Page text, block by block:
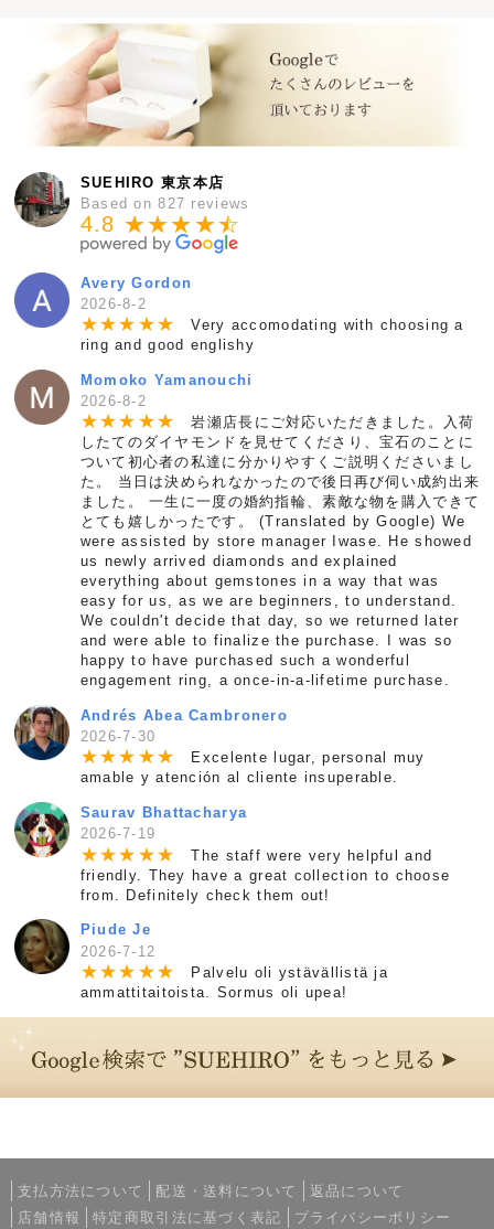
SUEHIRO 東京本店
Based on 827 reviews
4.8 ★★★★★
☆
Avery Gordon
2026-8-2
★★★ ★★
Very accomodating with choosing a
ring and good englishy
Momoko Yamanouchi
2026-8-2
★★★ ★★
岩瀬店長にご対応いただきました。入荷
したてのダイヤモンドを見せてくださり、宝石のことに
ついて初心者の私達に分かりやすくご説明くださいまし
た。 当日は決められなかったので後日再び伺い成約出来
ました。 一生に一度の婚約指輪、素敵な物を購入できて
とても嬉しかったです。 (Translated by Google) We
were assisted by store manager Iwase. He showed
us newly arrived diamonds and explained
everything about gemstones in a way that was
easy for us, as we are beginners, to understand.
We couldn't decide that day, so we returned later
and were able to finalize the purchase. I was so
happy to have purchased such a wonderful
engagement ring, a once-in-a-lifetime purchase.
Andrés Abea Cambronero
2026-7-30
★★★ ★★
Excelente lugar, personal muy
amable y atención al cliente insuperable.
Saurav Bhattacharya
2026-7-19
★★★ ★★
The staff were very helpful and
friendly. They have a great collection to choose
from. Definitely check them out!
Piude Je
2026-7-12
★★★ ★★
Palvelu oli ystävällistä ja
ammattitaitoista. Sormus oli upea!
支払方法について 配送・送料について
返品について
店舗情報
特定商取引法に基づく表記 プライバシーポリシー